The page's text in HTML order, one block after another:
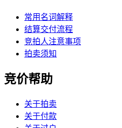
常用名词解释
结算交付流程
竞拍人注意事项
拍卖须知
竞价帮助
关于拍卖
关于付款